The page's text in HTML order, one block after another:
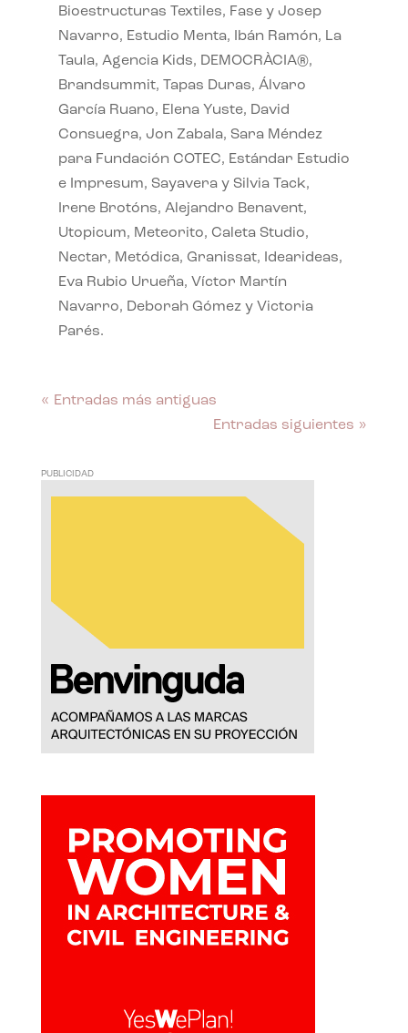
Bioestructuras Textiles, Fase y Josep
Navarro, Estudio Menta, Ibán Ramón, La
Taula, Agencia Kids, DEMOCRÀCIA®,
Brandsummit, Tapas Duras, Álvaro
García Ruano, Elena Yuste, David
Consuegra, Jon Zabala, Sara Méndez
para Fundación COTEC, Estándar Estudio
e Impresum, Sayavera y Silvia Tack,
Irene Brotóns, Alejandro Benavent,
Utopicum, Meteorito, Caleta Studio,
Nectar, Metódica, Granissat, Idearideas,
Eva Rubio Urueña, Víctor Martín
Navarro, Deborah Gómez y Victoria
Parés.
« Entradas más antiguas
Entradas siguientes »
PUBLICIDAD